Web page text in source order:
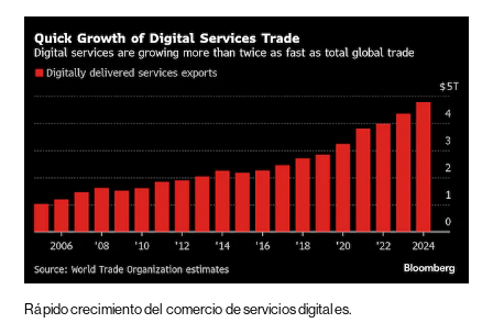
Rápido crecimiento del comercio de servicios digitales.